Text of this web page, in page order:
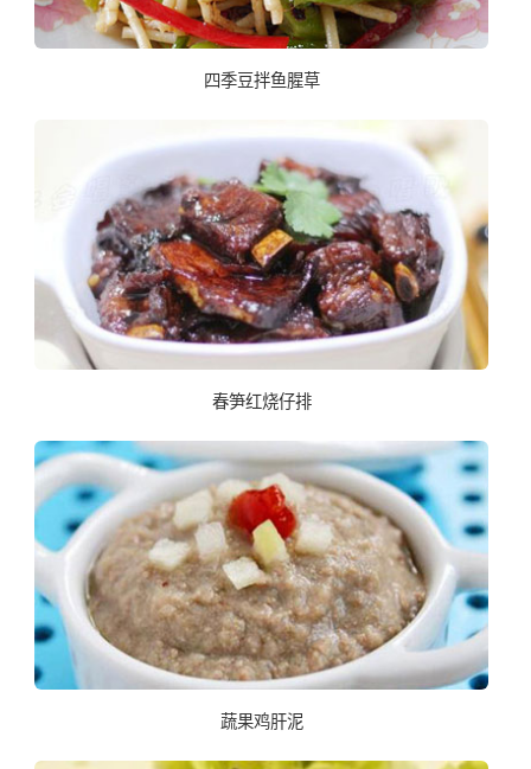
四季豆拌鱼腥草
春笋红烧仔排
蔬果鸡肝泥